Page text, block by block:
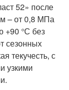
52» после
– от 0,8 МПа
+90 °С без
сезонных
текучесть, с
узкими